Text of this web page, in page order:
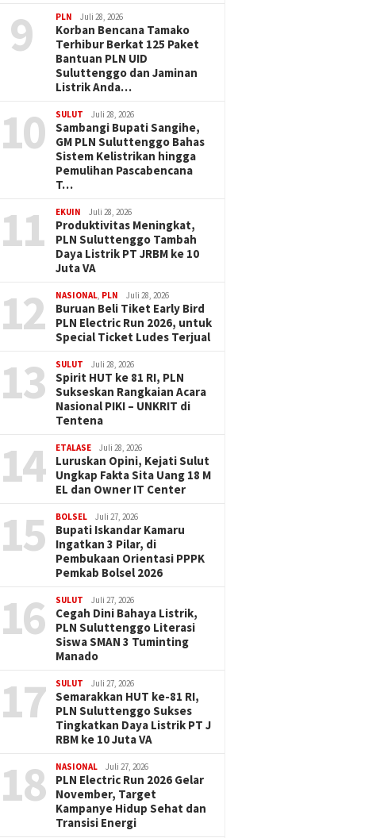
9 PLN Juli 28, 2026
Korban Bencana Tamako
Terhibur Berkat 125 Paket
Bantuan PLN UID
Suluttenggo dan Jaminan
Listrik Anda…
10 SULUT Juli 28, 2026
Sambangi Bupati Sangihe,
GM PLN Suluttenggo Bahas
Sistem Kelistrikan hingga
Pemulihan Pascabencana
T…
11 EKUIN Juli 28, 2026
Produktivitas Meningkat,
PLN Suluttenggo Tambah
Daya Listrik PT JRBM ke 10
Juta VA
12 NASIONAL, PLN Juli 28, 2026
Buruan Beli Tiket Early Bird
PLN Electric Run 2026, untuk
Special Ticket Ludes Terjual
13 SULUT Juli 28, 2026
Spirit HUT ke 81 RI, PLN
Sukseskan Rangkaian Acara
Nasional PIKI – UNKRIT di
Tentena
14 ETALASE Juli 28, 2026
Luruskan Opini, Kejati Sulut
Ungkap Fakta Sita Uang 18 M
EL dan Owner IT Center
15 BOLSEL Juli 27, 2026
Bupati Iskandar Kamaru
Ingatkan 3 Pilar, di
Pembukaan Orientasi PPPK
Pemkab Bolsel 2026
16 SULUT Juli 27, 2026
Cegah Dini Bahaya Listrik,
PLN Suluttenggo Literasi
Siswa SMAN 3 Tuminting
Manado
17 SULUT Juli 27, 2026
Semarakkan HUT ke-81 RI,
PLN Suluttenggo Sukses
Tingkatkan Daya Listrik PT J
RBM ke 10 Juta VA
18 NASIONAL Juli 27, 2026
PLN Electric Run 2026 Gelar
November, Target
Kampanye Hidup Sehat dan
Transisi Energi